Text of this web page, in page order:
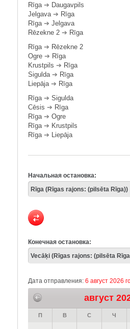
Rīga➔ Daugavpils
Jelgava➔ Rīga
Rīga➔ Jelgava
Rēzekne 2 ➔ Rīga
Rīga➔ Rēzekne 2
Ogre ➔ Rīga
Krustpils ➔ Rīga
Sigulda➔ Rīga
Liepāja➔ Rīga
Rīga➔ Sigulda
Cēsis ➔ Rīga
Rīga➔ Ogre
Rīga➔ Krustpils
Rīga➔ Liepāja
Начальная остановка:
Конечная остановка:
Дата отправления: 6 август 2026
август
П В С Ч